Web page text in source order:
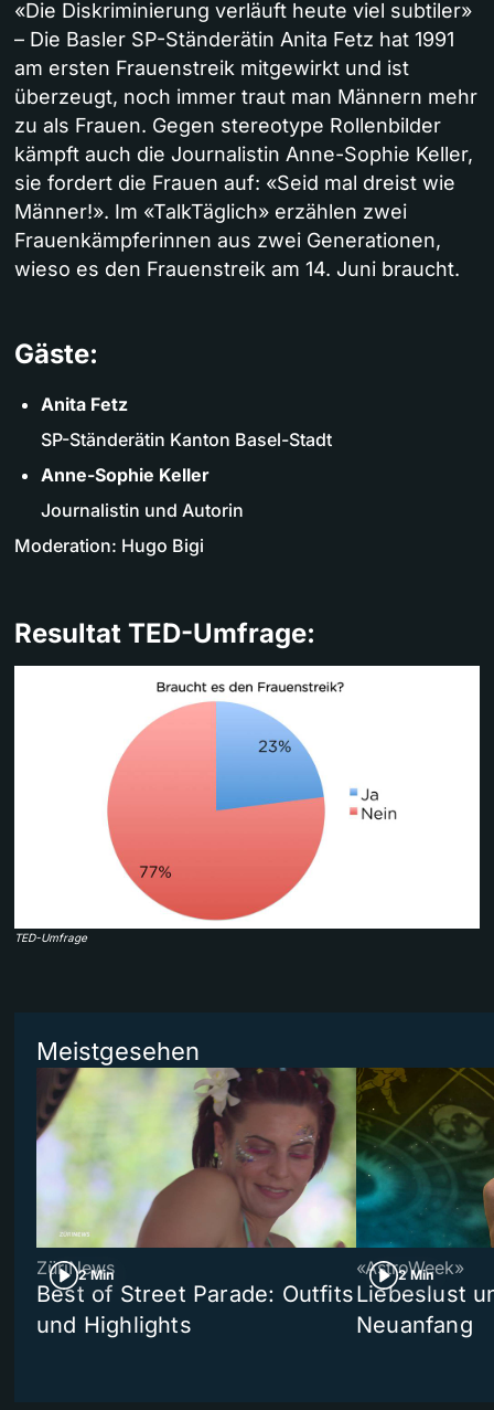
«Die Diskriminierung verläuft heute viel subtiler»
– Die Basler SP-Ständerätin Anita Fetz hat 1991
am ersten Frauenstreik mitgewirkt und ist
überzeugt, noch immer traut man Männern mehr
zu als Frauen. Gegen stereotype Rollenbilder
kämpft auch die Journalistin Anne-Sophie Keller,
sie fordert die Frauen auf: «Seid mal dreist wie
Männer!». Im «TalkTäglich» erzählen zwei
Frauenkämpferinnen aus zwei Generationen,
wieso es den Frauenstreik am 14. Juni braucht.
Gäste:
Anita Fetz
SP-Ständerätin Kanton Basel-Stadt
Anne-Sophie Keller
Journalistin und Autorin
Moderation: Hugo Bigi
Resultat TED-Umfrage:
TED-Umfrage
Meistgesehen
2 Min
ZüriNews
Best of Street Parade: Outfits
und Highlights
2 Min
«AstroWeek»
Liebeslust
Neuanfang